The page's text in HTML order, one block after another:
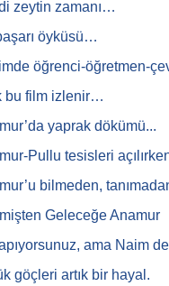
zeytin zamanı…
öyküsü…
öğrenci-öğretmen-
bu film izlenir…
yaprak dökümü...
Pullu tesisleri
bilmeden,
Geleceğe Anamur
ama Naim
göçleri artık bir hayal.